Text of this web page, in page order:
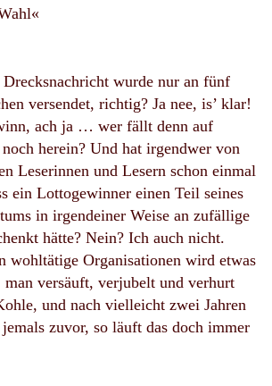
wurde nur an fünf
versendet, richtig? Ja nee, is’ klar!
ach ja … wer fällt denn auf
herein? Und hat irgendwer von
Leserinnen und Lesern schon einmal
ein Lottogewinner einen Teil seines
in irgendeiner Weise an zufällige
hätte? Nein? Ich auch nicht.
wohltätige Organisationen wird etwas
man versäuft, verjubelt und verhurt
und nach vielleicht zwei Jahren
zuvor, so läuft das doch immer